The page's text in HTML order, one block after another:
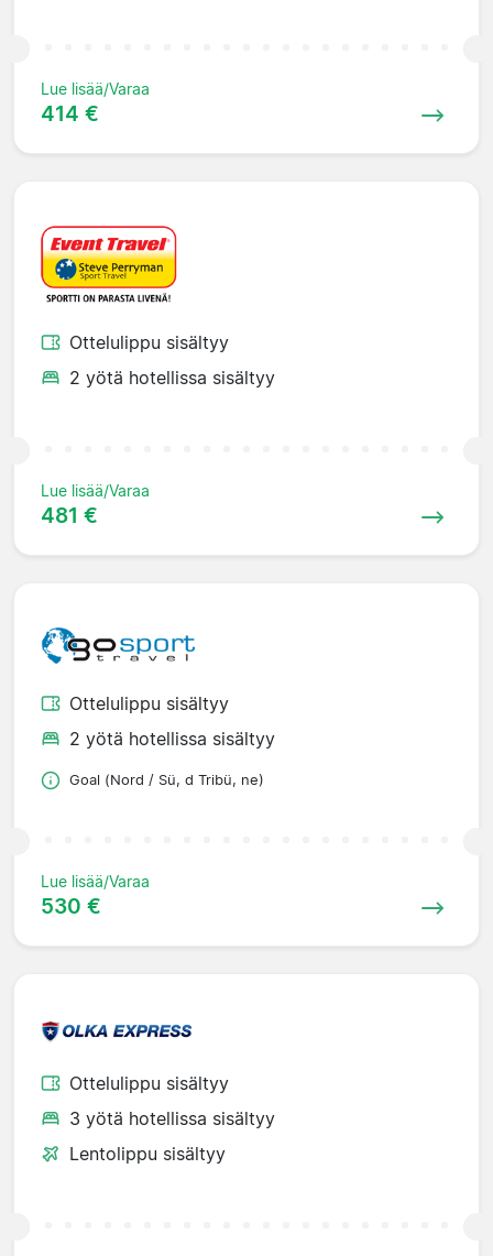
Lue lisää/Varaa
414 €
Ottelulippu sisältyy
2 yötä hotellissa sisältyy
Lue lisää/Varaa
481 €
Ottelulippu sisältyy
2 yötä hotellissa sisältyy
Goal (Nord / Sü, d Tribü, ne)
Lue lisää/Varaa
530 €
Ottelulippu sisältyy
3 yötä hotellissa sisältyy
Lentolippu sisältyy